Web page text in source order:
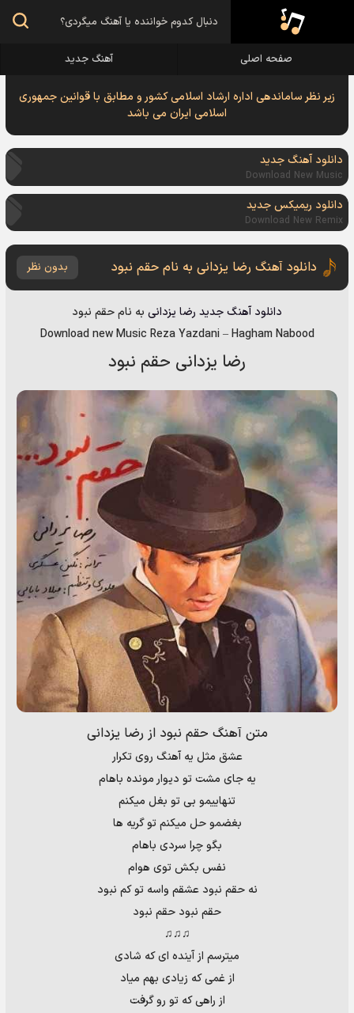
صفحه اصلی آهنگ جدید
زیر نظر ساماندهی اداره ارشاد اسلامی کشور و مطابق با قوانین جمهوری
اسلامی ایران می باشد
دانلود آهنگ جدید
Download New Music
دانلود ریمیکس جدید
Download New Remix
دانلود آهنگ رضا یزدانی به نام حقم نبود بدون نظر
دانلود آهنگ جدید رضا یزدانی به نامحقم نبود
Download new Music Reza Yazdani–Hagham Nabood
رضا یزدانی حقم نبود
متن آهنگ حقم نبود از رضا یزدانی
عشق مثل یه آهنگ روی تکرار
یه جای مشت تو دیوار مونده باهام
تنهاییمو بی تو بغل میکنم
بغضمو حل میکنم تو گریه ها
بگو چرا سردی باهام
نفس بکش توی هوام
نه حقم نبود عشقم واسه تو کم نبود
حقم نبود حقم نبود
♫♫♫
میترسم از آینده ای که شادی
از غمی که زیادی بهم میاد
از راهی که تو رو گرفت